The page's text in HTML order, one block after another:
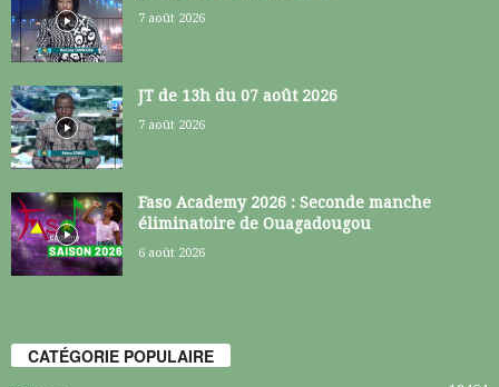
7 août 2026
JT de 13h du 07 août 2026
7 août 2026
Faso Academy 2026 : Seconde manche
éliminatoire de Ouagadougou
6 août 2026
CATÉGORIE POPULAIRE